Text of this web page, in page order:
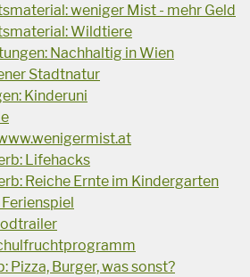
weniger Mist - mehr Geld
Wildtiere
Nachhaltig in Wien
Stadtnatur
Kinderuni
Lifehacks
Reiche Ernte im Kindergarten
Pizza, Burger, was sonst?